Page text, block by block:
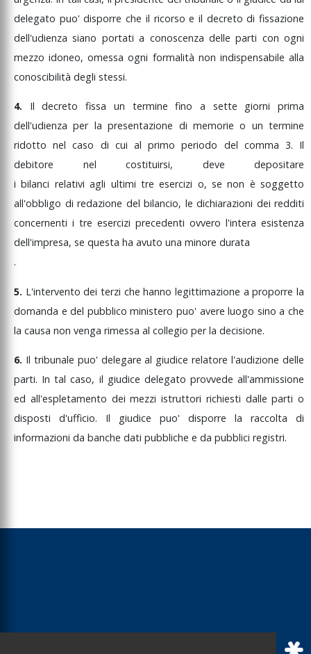
delegato puo'disporreche il ricorsoe il decretodifissazione
dell'udienzasiano portatia conoscenza delleparti con ogni
mezzoidoneo,omessaogni formalità non indispensabilealla
conoscibilità degli stessi.
4. Ildecretofissa un terminefino a sette giorniprima
dell'udienzaper lapresentazione di memorieo un termine
ridottonelcaso di cui alprimoperiodo del comma 3. Il
debitore nel costituirsi, deve depositare
ibilanci relativiagli ultimi treesercizi o, senon èsoggetto
all'obbligo di redazione del bilancio, le dichiarazioni dei redditi
concernenti i tre esercizi precedenti ovvero l'intera esistenza
dell'impresa, se questa ha avuto una minore durata
.
5. L'interventodeiterzi chehannolegittimazione aproporrela
domanda edel pubblicoministeropuo' avereluogo sinoache
la causa non venga rimessa al collegio perla decisione.
6. Il tribunale puo' delegareal giudicerelatorel'audizionedelle
parti. Intalcaso, il giudice delegato provvede all'ammissione
ed all'espletamento deimezzi istruttori richiesti dalleparti o
disposti d'ufficio. Il giudice puo' disporre la raccolta di
informazioni da banche dati pubbliche e da pubblici registri.